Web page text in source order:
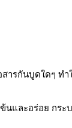
สารกันบูดใดๆ
และอร่อย กร